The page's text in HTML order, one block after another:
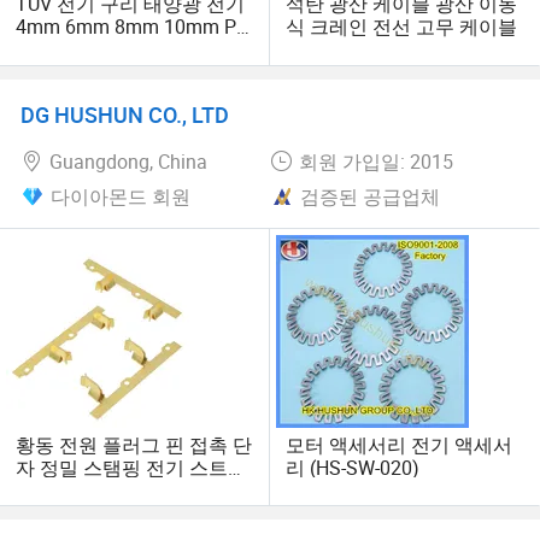
4mm 6mm 8mm 10mm PV
En50618 UL4703 DC 태양
식 크레인 전선 고무 케이블
DG HUSHUN CO., LTD
Guangdong, China
회원 가입일: 2015
다이아몬드 회원
검증된 공급업체
황동 전원 플러그 핀 접촉 단
자 정밀 스탬핑 전기 스트립
모터 액세서리 전기 액세서
리 (HS-SW-020)